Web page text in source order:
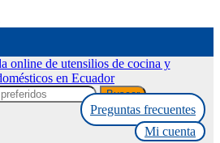
Buscar
Preguntas frecuentes
Mi cuenta